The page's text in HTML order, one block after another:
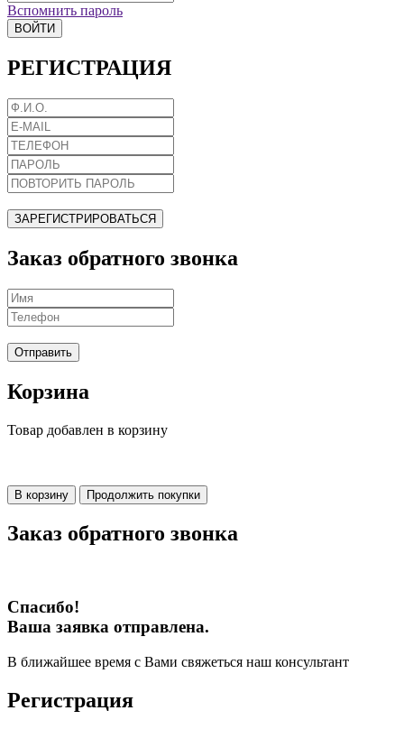
Вспомнить пароль
ВОЙТИ
РЕГИСТРАЦИЯ
ЗАРЕГИСТРИРОВАТЬСЯ
Заказ обратного звонка
Отправить
Корзина
Товар добавлен в корзину
В корзину Продолжить покупки
Заказ обратного звонка
Спасибо!
Ваша заявка отправлена.
В ближайшее время с Вами свяжеться наш консультант
Регистрация